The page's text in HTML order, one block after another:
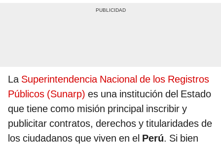
La Superintendencia Nacional de los Registros
Públicos (Sunarp) es una institución del Estado
que tiene como misión principal inscribir y
publicitar contratos, derechos y titularidades de
los ciudadanos que viven en el Perú. Si bien